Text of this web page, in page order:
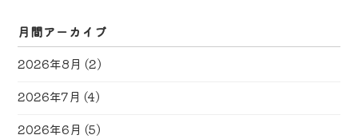
月間アーカイブ
2026年8月 (2)
2026年7月 (4)
2026年6月 (5)